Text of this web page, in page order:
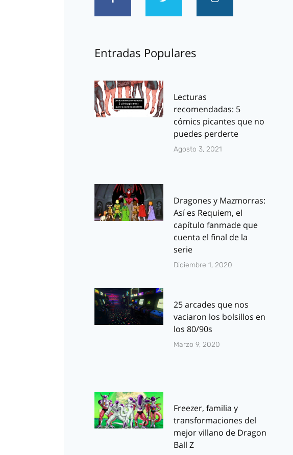
Entradas Populares
Lecturas
recomendadas: 5
cómics picantes que no
puedes perderte
Agosto 3, 2021
Dragones y Mazmorras:
Así es Requiem, el
capítulo fanmade que
cuenta el final de la
serie
Diciembre 1, 2020
25 arcades que nos
vaciaron los bolsillos en
los 80/90s
Marzo 9, 2020
Freezer, familia y
transformaciones del
mejor villano de Dragon
Ball Z